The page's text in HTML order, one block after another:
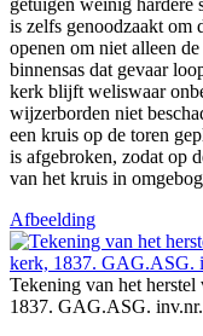
getuigen weinig hardere
is zelfs genoodzaakt om
openen om niet alleen
binnensas dat gevaar
kerk blijft weliswaar
wijzerborden niet
een kruis op de toren
is afgebroken, zodat op
van het kruis in
Afbeelding
Tekening van het
1837. GAG.ASG.